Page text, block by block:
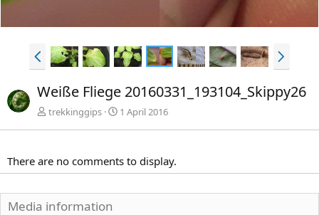
V
o
h
e
e
N
ä
h
Weiße Fliege 20160331_193104_Skippy26
trekkinggips 1 April 2016
There are no comments to display.
Media information